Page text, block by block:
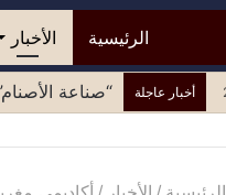
الرئيسية الأخبار
أخبار عاجلة “صناعة